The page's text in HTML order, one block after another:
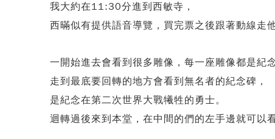
我大約在11:30分進到西敏寺，
西暪似有提供語音導覽，買完票之後跟著動線走
一開始進去會看到很多雕像，每一座雕像都是紀
走到最底要回轉的地方會看到無名者的紀念碑，
是紀念在第二次世界大戰犧牲的勇士。
迴轉過後來到本堂，在中間的們的左手邊就可以